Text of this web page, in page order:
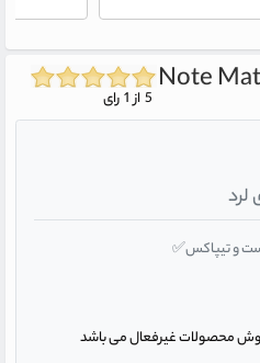
Note
لرد
و تیپاکس✅
محصولات غیرفعال می باشد